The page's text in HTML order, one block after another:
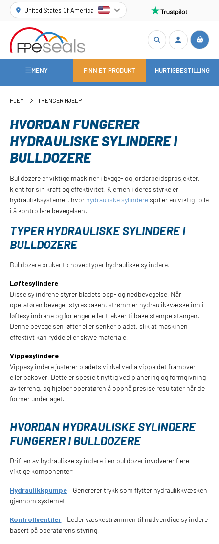
United States Of America
MENY FINN ET PRODUKT HURTIGBESTILLING
HJEM TRENGER HJELP
HVORDAN FUNGERER
HYDRAULISKE SYLINDERE I
BULLDOZERE
Bulldozere er viktige maskiner i bygge- og jordarbeidsprosjekter,
kjent for sin kraft og effektivitet. Kjernen i deres styrke er
hydraulikksystemet, hvor hydrauliske sylindere spiller en viktig rolle
i å kontrollere bevegelsen.
TYPER HYDRAULISKE SYLINDERE I
BULLDOZERE
Bulldozere bruker to hovedtyper hydrauliske sylindere:
Løftesylindere
Disse sylindrene styrer bladets opp- og nedbevegelse. Når
operatøren beveger styrespaken, strømmer hydraulikkvæske inn i
løftesylindrene og forlenger eller trekker tilbake stempelstangen.
Denne bevegelsen løfter eller senker bladet, slik at maskinen
effektivt kan rydde eller skyve materiale.
Vippesylindere
Vippesylindere justerer bladets vinkel ved å vippe det framover
eller bakover. Dette er spesielt nyttig ved planering og formgivning
av terreng, og hjelper operatøren å oppnå presise resultater når de
former underlaget.
HVORDAN HYDRAULISKE SYLINDERE
FUNGERER I BULLDOZERE
Driften av hydrauliske sylindere i en bulldozer involverer flere
viktige komponenter:
Hydraulikkpumpe– Genererer trykk som flytter hydraulikkvæsken
gjennom systemet.
Kontrollventiler– Leder væskestrømmen til nødvendige sylindere
basert på operatørens styring.